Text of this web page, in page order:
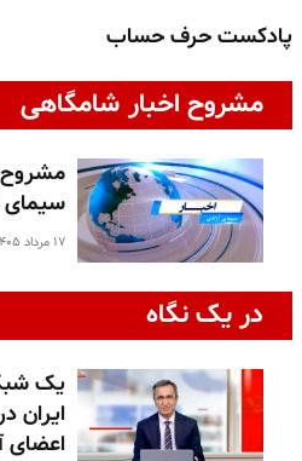
پادکست حرف حساب
مشروح اخبار شامگاهی
مشروح
سیمای
۱۷ مرداد ۱۴۰۵
در یک نگاه
یک
ایران
اعضای